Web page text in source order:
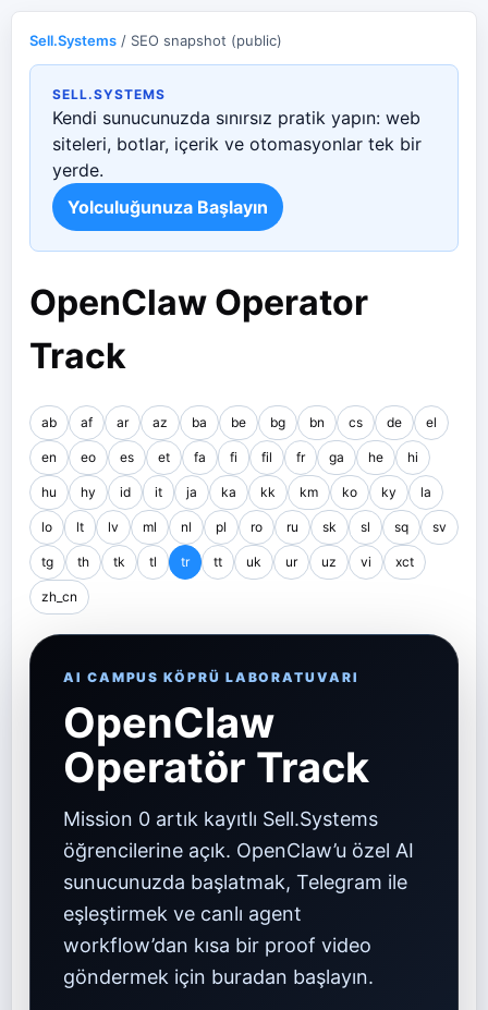
Sell.Systems / SEO snapshot (public)
SELL.SYSTEMS
Kendi sunucunuzda sınırsız pratik yapın: web
siteleri, botlar, içerik ve otomasyonlar tek bir
yerde.
Yolculuğunuza Başlayın
OpenClaw Operator
Track
ab af ar az ba be bg bn cs de el
en eo es et fa fi fil fr ga he hi
hu hy id it ja ka kk km ko ky la
lo lt lv ml nl pl ro ru sk sl sq sv
tg th tk tl tr tt uk ur uz vi xct
zh_cn
AI CAMPUS KÖPRÜ LABORATUVARI
OpenClaw
Operatör Track
Mission 0 artık kayıtlı Sell.Systems
öğrencilerine açık. OpenClaw’u özel AI
sunucunuzda başlatmak, Telegram ile
eşleştirmek ve canlı agent
workflow’dan kısa bir proof video
göndermek için buradan başlayın.